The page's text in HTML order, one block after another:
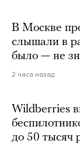
В Москве
слышали в
было — не
2 часа назад
Wildberries
до 50 тысяч